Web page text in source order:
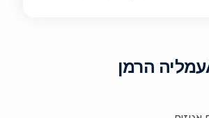
עמליה הרמן